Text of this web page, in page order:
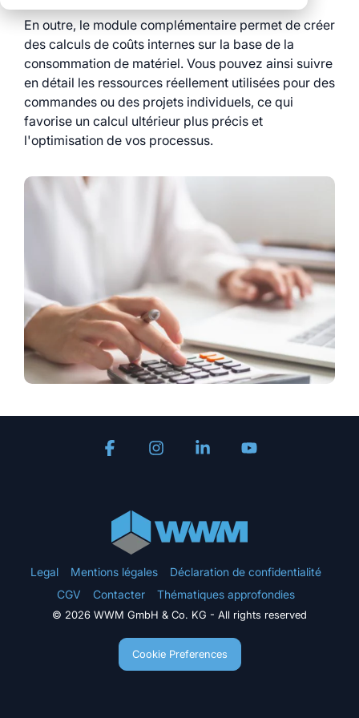
que des solutions
isolées
Des processus clairs
pour tous les
événements
Une transparence et
un contrôle total
Stands modulaires
Logistique intégrée
Des données pour
des décisions
éclairées
Découvrez également
services myWWM :
Modules
Services
coordination
Plus de contrôle
Des processus clairs
sur l’ensemble des
sites
En outre, le module complémentaire permet de créer
des calculs de coûts internes sur la base de la
consommation de matériel. Vous pouvez ainsi suivre
en détail les ressources réellement utilisées pour des
commandes ou des projets individuels, ce qui
favorise un calcul ultérieur plus précis et
l'optimisation de vos processus.
Legal Mentions légales
Déclaration de confidentialité
CGV
Contacter Thématiques approfondies
© 2026 WWM GmbH & Co. KG - All rights reserved
Cookie Preferences
FacebookInstagramLinkedin